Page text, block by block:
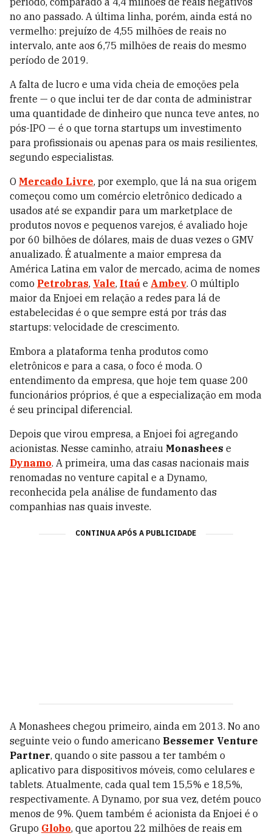
no ano passado. A última linha, porém, ainda está no
vermelho: prejuízo de 4,55 milhões de reais no
intervalo, ante aos 6,75 milhões de reais do mesmo
período de 2019.
A falta de lucro e uma vida cheia de emoções pela
frente — o que inclui ter de dar conta de administrar
uma quantidade de dinheiro que nunca teve antes, no
pós-IPO — é o que torna startups um investimento
para profissionais ou apenas para os mais resilientes,
segundo especialistas.
O Mercado Livre, por exemplo, que lá na sua origem
começou como um comércio eletrônico dedicado a
usados até se expandir para um marketplace de
produtos novos e pequenos varejos, é avaliado hoje
por 60 bilhões de dólares, mais de duas vezes o GMV
anualizado. É atualmente a maior empresa da
América Latina em valor de mercado, acima de nomes
como Petrobras, Vale, Itaú e Ambev. O múltiplo
maior da Enjoei em relação a redes para lá de
estabelecidas é o que sempre está por trás das
startups: velocidade de crescimento.
Embora a plataforma tenha produtos como
eletrônicos e para a casa, o foco é moda. O
entendimento da empresa, que hoje tem quase 200
funcionários próprios, é que a especialização em moda
é seu principal diferencial.
Depois que virou empresa, a Enjoei foi agregando
acionistas. Nesse caminho, atraiu Monashees e
Dynamo. A primeira, uma das casas nacionais mais
renomadas no venture capital e a Dynamo,
reconhecida pela análise de fundamento das
companhias nas quais investe.
CONTINUA APÓS A PUBLICIDADE
A Monashees chegou primeiro, ainda em 2013. No ano
seguinte veio o fundo americano Bessemer Venture
Partner, quando o site passou a ter também o
aplicativo para dispositivos móveis, como celulares e
tablets. Atualmente, cada qual tem 15,5% e 18,5%,
respectivamente. A Dynamo, por sua vez, detém pouco
menos de 9%. Quem também é acionista da Enjoei é o
Grupo Globo, que aportou 22 milhões de reais em